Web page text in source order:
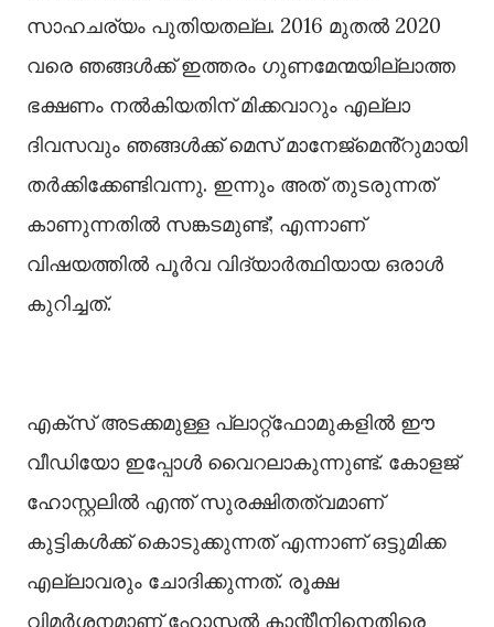
സാഹചര്യം പുതിയതല്ല. 2016 മുതല്‍ 2020
വരെ ഞങ്ങള്‍ക്ക് ഇത്തരം ഗുണമേന്മയില്ലാത്ത
ഭക്ഷണം നല്‍കിയതിന് മിക്കവാറും എല്ലാ
ദിവസവും ഞങ്ങള്‍ക്ക് മെസ് മാനേജ്‌മെൻ്റുമായി
തർക്കിക്കേണ്ടിവന്നു. ഇന്നും അത് തുടരുന്നത്
കാണുന്നതില്‍ സങ്കടമുണ്ട്’, എന്നാണ്
വിഷയത്തില്‍ പൂർവ വിദ്യാർത്ഥിയായ ഒരാള്‍
കുറിച്ചത്.
എക്‌സ് അടക്കമുള്ള പ്ലാറ്റ്‌ഫോമുകളിൽ ഈ
വീഡിയോ ഇപ്പോൾ വൈറലാകുന്നുണ്ട്. കോളജ്
ഹോസ്റ്റലിൽ എന്ത് സുരക്ഷിതത്വമാണ്
കുട്ടികൾക്ക് കൊടുക്കുന്നത് എന്നാണ് ഒട്ടുമിക്ക
എല്ലാവരും ചോദിക്കുന്നത്. രൂക്ഷ
വിമർശനമാണ് ഹോസ്റ്റൽ കാന്റീനിനെതിരെ